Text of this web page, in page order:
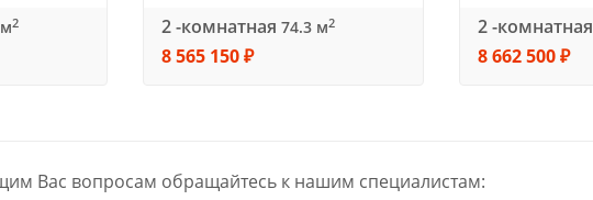
2 2 -комнатная 74.3 м2
8 565 150 ₽
2 -комнатная
8 662 500 ₽
Вас вопросам обращайтесь к нашим специалистам: